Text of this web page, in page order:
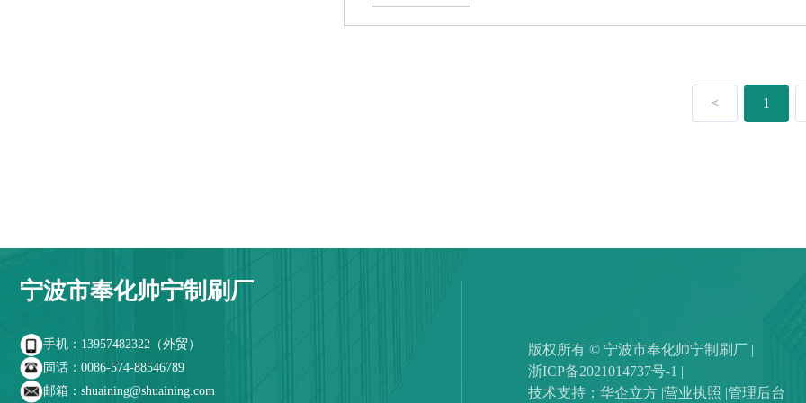
< 1
宁波市奉化帅宁制刷厂
手机：13957482322（外贸）
固话：0086-574-88546789
邮箱：shuaining@shuaining.com
版权所有 © 宁波市奉化帅宁制刷厂 |
浙ICP备2021014737号-1 |
技术支持：华企立方 |营业执照 |管理后台